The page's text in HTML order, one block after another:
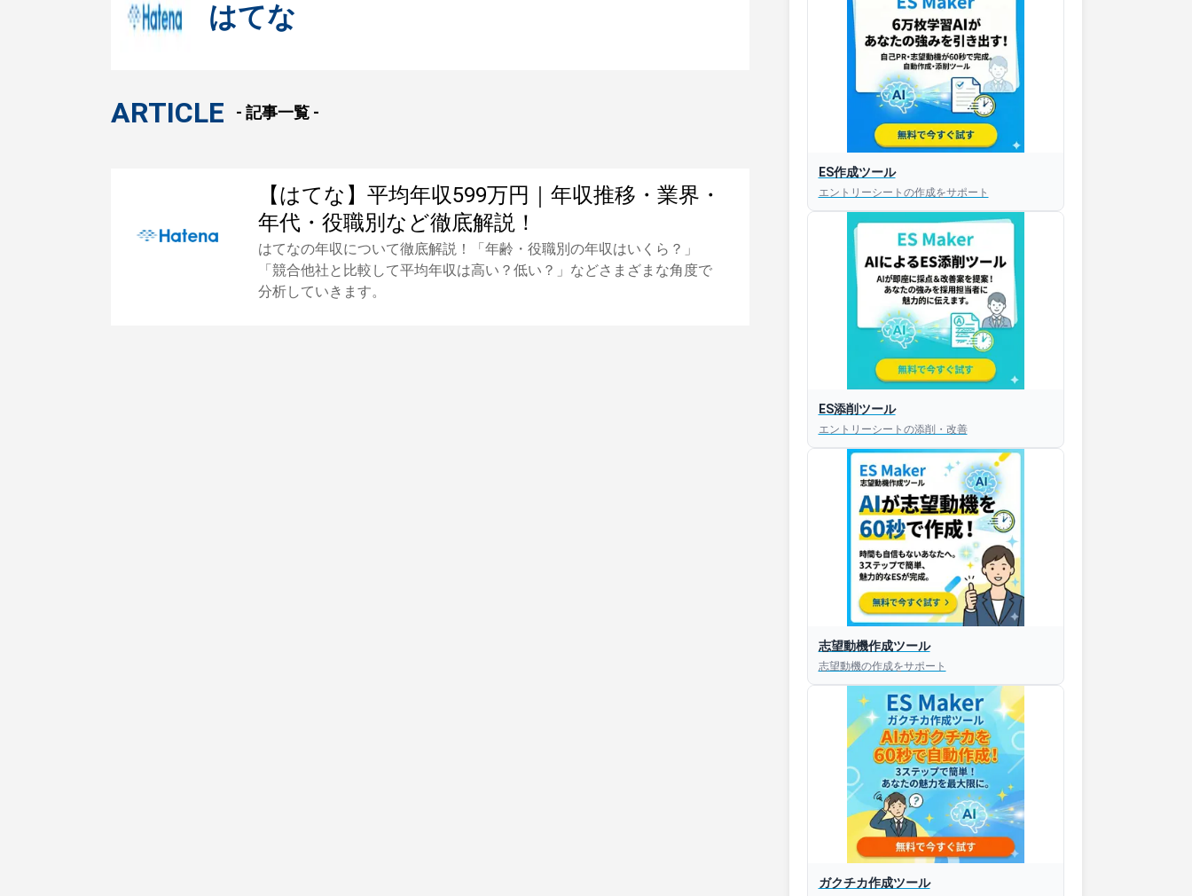
はてな
ARTICLE - 記事一覧 -
【はてな】平均年収599万円｜年収推移・業界・
年代・役職別など徹底解説！
はてなの年収について徹底解説！「年齢・役職別の年収はいくら？」
「競合他社と比較して平均年収は高い？低い？」などさまざまな角度で
分析していきます。
ES作成ツール
エントリーシートの作成をサポート
ES添削ツール
エントリーシートの添削・改善
志望動機作成ツール
志望動機の作成をサポート
ガクチカ作成ツール